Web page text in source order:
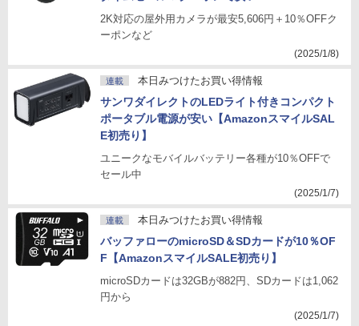
2K対応の屋外用カメラが最安5,606円＋10％OFFク
ーポンなど
(2025/1/8)
連載 本日みつけたお買い得情報
サンワダイレクトのLEDライト付きコンパクト
ポータブル電源が安い【AmazonスマイルSAL
E初売り】
ユニークなモバイルバッテリー各種が10％OFFで
セール中
(2025/1/7)
連載 本日みつけたお買い得情報
バッファローのmicroSD＆SDカードが10％OF
F【AmazonスマイルSALE初売り】
microSDカードは32GBが882円、SDカードは1,062
円から
(2025/1/7)